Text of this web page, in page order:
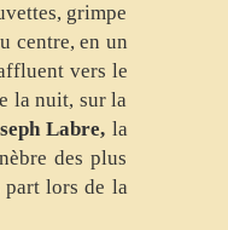
grimpe
centre, en un
vers le
la nuit, sur la
Labre, la
des plus
part lors de la